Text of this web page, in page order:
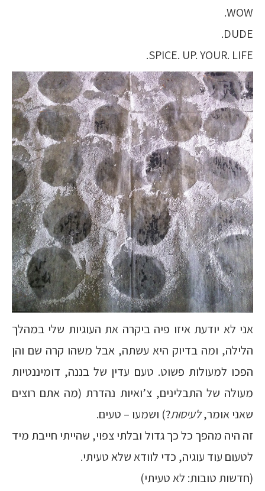
WOW.
DUDE.
SPICE. UP. YOUR. LIFE.
אני לא יודעת איזו פיה ביקרה את העוגיות שלי במהלך
הלילה, ומה בדיוק היא עשתה, אבל משהו קרה שם והן
הפכו למעולות פשוט. טעם עדין של בננה, דומיננטיות
מעולה של התבלינים, צ’ואיות נהדרת (מה אתם רוצים
שאני אומר,לעיסוּת?) ושמעו – טעים.
זה היה מהפך כל כך גדול ובלתי צפוי, שהייתי חייבת מיד
לטעום עוד עוגיה, כדי לוודא שלא טעיתי.
(חדשות טובות: לא טעיתי)